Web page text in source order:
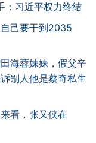
：习近平权力终结
己要干到2035
海蓉妹妹，假父辛
别人他是蔡奇私生
看，张又侠在